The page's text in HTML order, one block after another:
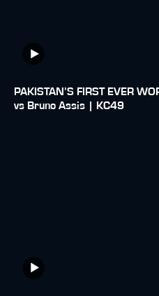
PAKISTAN’S FIRST EVER
vs Bruno Assis | KC49